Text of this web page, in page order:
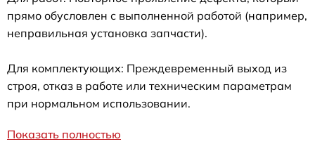
прямо обусловлен с выполненной работой (например,
неправильная установка запчасти).
Для комплектующих: Преждевременный выход из
строя, отказ в работе или техническим параметрам
при нормальном использовании.
Показать полностью